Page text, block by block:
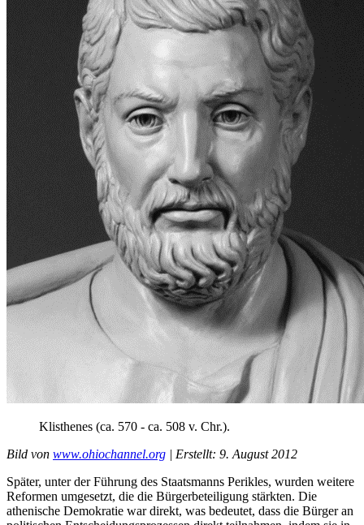
Klisthenes (ca. 570 - ca. 508 v. Chr.).
Bild von www.ohiochannel.org | Erstellt: 9. August2012
Später, unter der Führung des Staatsmanns Perikles, wurden weitere
Reformen umgesetzt, die die Bürgerbeteiligung stärkten. Die
athenische Demokratie wardirekt, was bedeutet, dass die Bürger an